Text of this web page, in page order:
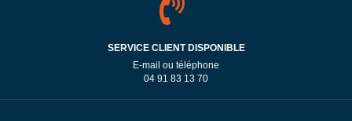
SERVICE CLIENT DISPONIBLE
E-mail ou téléphone
04 91 83 13 70